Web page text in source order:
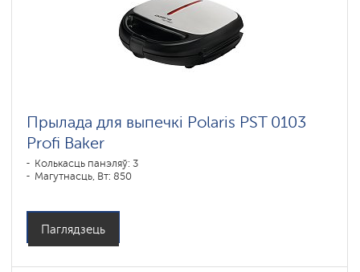
Прылада для выпечкі Polaris PST 0103
Profi Baker
Колькасць панэляў: 3
Магутнасць, Вт: 850
Паглядзець